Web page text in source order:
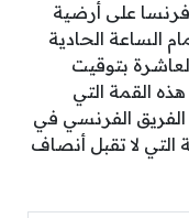
على أرضية
الحادية
بتوقيت
القمة التي
الفريق الفرنسي في
التي لا تقبل أنصاف